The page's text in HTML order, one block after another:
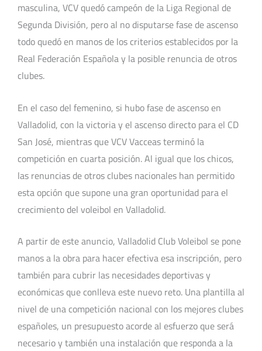
masculina, VCV quedó campeón de la Liga Regional de
Segunda División, pero al no disputarse fase de ascenso
todo quedó en manos de los criterios establecidos por la
Real Federación Española y la posible renuncia de otros
clubes.
En el caso del femenino, si hubo fase de ascenso en
Valladolid, con la victoria y el ascenso directo para el CD
San José, mientras que VCV Vacceas terminó la
competición en cuarta posición. Al igual que los chicos,
las renuncias de otros clubes nacionales han permitido
esta opción que supone una gran oportunidad para el
crecimiento del voleibol en Valladolid.
A partir de este anuncio, Valladolid Club Voleibol se pone
manos a la obra para hacer efectiva esa inscripción, pero
también para cubrir las necesidades deportivas y
económicas que conlleva este nuevo reto. Una plantilla al
nivel de una competición nacional con los mejores clubes
españoles, un presupuesto acorde al esfuerzo que será
necesario y también una instalación que responda a la